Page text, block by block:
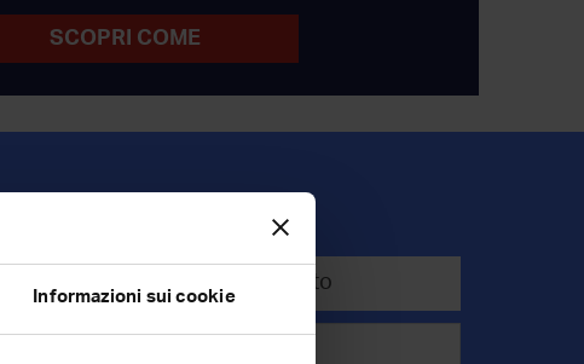
Informazioni sui cookie
SCOPRI COME
Affitto